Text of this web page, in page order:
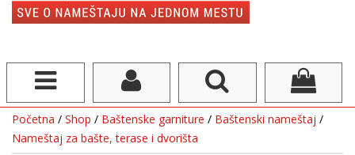
Početna / Shop / Baštenske garniture / Baštenski nameštaj /
Nameštaj za bašte, terase i dvorišta